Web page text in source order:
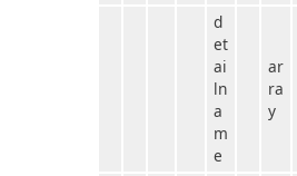
d
et
ai
ln
a
m
e
ar
ra
y